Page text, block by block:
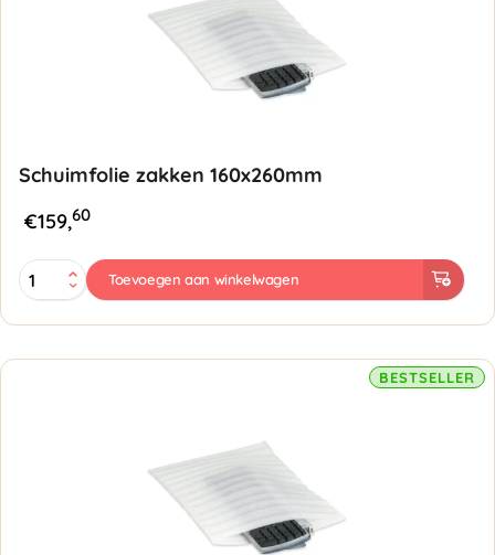
Schuimfolie zakken 160x260mm
€159,60
Schuimfolie
zakken
aantal
Toevoegen aan winkelwagen
BESTSELLER